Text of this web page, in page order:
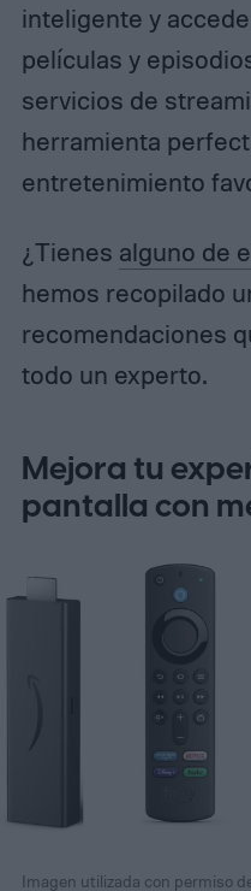
inteligente y
películas y
servicios de
herramienta
entretenimiento
¿Tienes alguno de
hemos recopilado
recomendaciones
todo un experto.
Mejora tu
pantalla con
Imagen utilizada con permiso